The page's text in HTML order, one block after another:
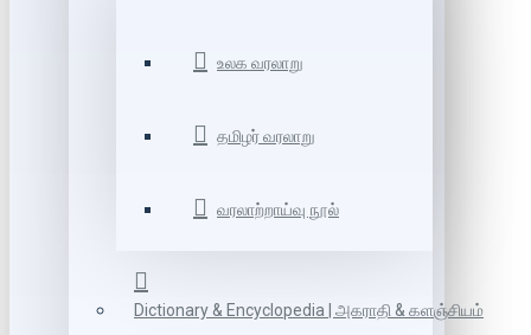
உலக வரலாறு
தமிழர் வரலாறு
வரலாற்றாய்வு நூல்
Dictionary & Encyclopedia | அகராதி & களஞ்சியம்